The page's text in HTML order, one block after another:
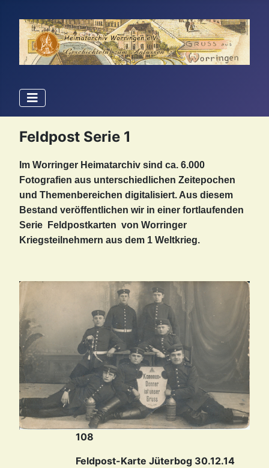
Feldpost Serie 1
Im Worringer Heimatarchiv sind ca. 6.000
Fotografien aus unterschiedlichen Zeitepochen
und Themenbereichen digitalisiert. Aus diesem
Bestand veröffentlichen wir in einer fortlaufenden
Serie Feldpostkarten von Worringer
Kriegsteilnehmern aus dem 1 Weltkrieg.
108
Feldpost-Karte Jüterbog 30.12.14